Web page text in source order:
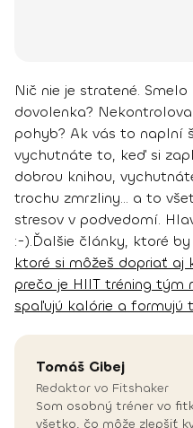
Nič nie je stratené.
dovolenka?
pohyb? Ak vás to naplní
vychutnáte to, keď si
dobrou knihou,
trochu zmrzliny... a to
stresov v podvedomí.
:-).Ďalšie články, ktoré
ktoré si môžeš dopriať aj
prečo je HIIT tréning tým
spaľujú kalórie a formujú
Tomáš Gibej
Redaktor vo Fitshaker
Som osobný tréner vo
všetko, čo môže zlepšiť